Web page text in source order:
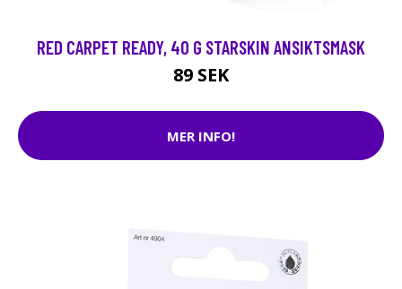
RED CARPET READY, 40 G STARSKIN ANSIKTSMASK
89 SEK
MER INFO!